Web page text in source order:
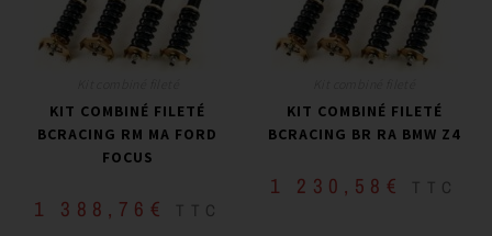
KIT COMBINÉ FILETÉ
BCRACING RM MA FORD
FOCUS
1 388,76 € TTC
KIT COMBINÉ FILETÉ
BCRACING BR RA BMW Z4
1 230,58 € TTC